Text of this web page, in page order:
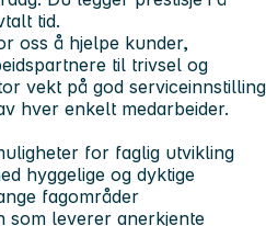
tid.
oss å hjelpe kunder,
til trivsel og
vekt på god serviceinnstilling
hver enkelt medarbeider.
for faglig utvikling
hyggelige og dyktige
fagområder
som leverer anerkjente